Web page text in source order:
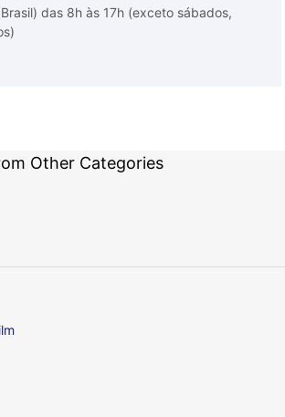
das 8h às 17h (exceto sábados,
Other Categories